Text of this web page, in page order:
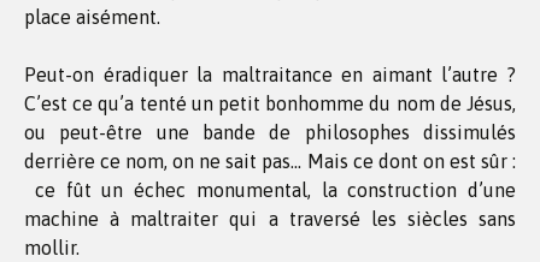
place aisément.
Peut-on éradiquer la maltraitance en aimant l’autre ?
C’est ce qu’a tenté un petit bonhomme du nom de Jésus,
ou peut-être une bande de philosophes dissimulés
derrière ce nom, on ne sait pas… Mais ce dont on est sûr :
ce fût un échec monumental, la construction d’une
machine à maltraiter qui a traversé les siècles sans
mollir.